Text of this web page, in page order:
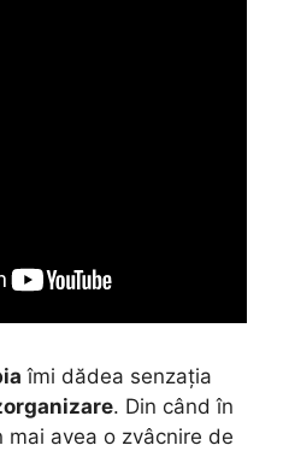
îmi dădea senzația
. Din când în
avea o zvâcnire de